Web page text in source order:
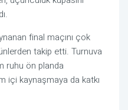
final maçını çok
takip etti. Turnuva
ruhu ön planda
içi kaynaşmaya da katkı